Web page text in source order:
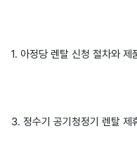
1. 아정당 렌탈 신청 절차와 제
3. 정수기 공기청정기 렌탈 제